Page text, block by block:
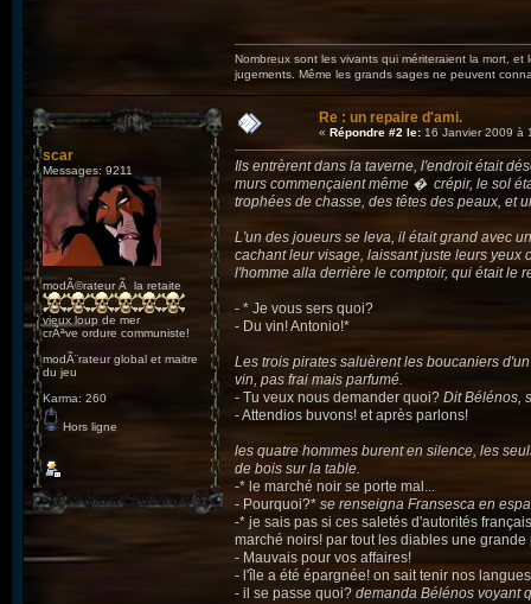
Nombreux sont les vivants qui mériteraient la mort,
jugements. Même les grands sages ne peuvent
scar
Messages: 9211
modÃ©rateur Ã la retaite
vieux loup de mer
crÃªve ordure communiste!
modÃ¨rateur global et maitre
du jeu
Karma: 260
Hors ligne
Re : un repaire d'ami.
« Répondre #2 le: 16 Janvier 2009 à
Ils entrèrent dans la taverne, l'endroit était
murs commençaient même � crépir, le sol
trophées de chasse, des têtes des peaux, et
L'un des joueurs se leva, il était grand avec
cachant leur visage, laissant juste leurs yeux
l'homme alla derrière le comptoir, qui était le
- * Je vous sers quoi?
- Du vin! Antonio!*
Les trois pirates saluèrent les boucaniers
vin, pas frai mais parfumé.
- Tu veux nous demander quoi? Dit Bélénos,
- Attendios buvons! et après parlons!
les quatre hommes burent en silence, les
de bois sur la table.
-* le marché noir se porte mal...
- Pourquoi?* se renseigna Fransesca en
-* je sais pas si ces saletés d'autorités
marché noirs! par tout les diables une
- Mauvais pour vos affaires!
- l'île a été épargnée! on sait tenir nos
- il se passe quoi? demanda Bélénos voyant